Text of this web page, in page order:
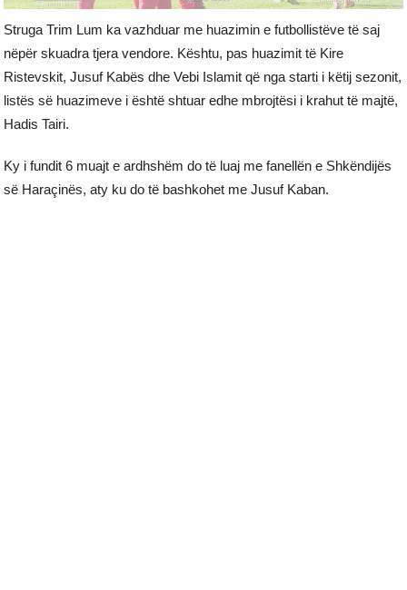
Struga Trim Lum ka vazhduar me huazimin e futbollistëve të saj
nëpër skuadra tjera vendore. Kështu, pas huazimit të Kire
Ristevskit, Jusuf Kabës dhe Vebi Islamit që nga starti i këtij sezonit,
listës së huazimeve i është shtuar edhe mbrojtësi i krahut të majtë,
Hadis Tairi.
Ky i fundit 6 muajt e ardhshëm do të luaj me fanellën e Shkëndijës
së Haraçinës, aty ku do të bashkohet me Jusuf Kaban.